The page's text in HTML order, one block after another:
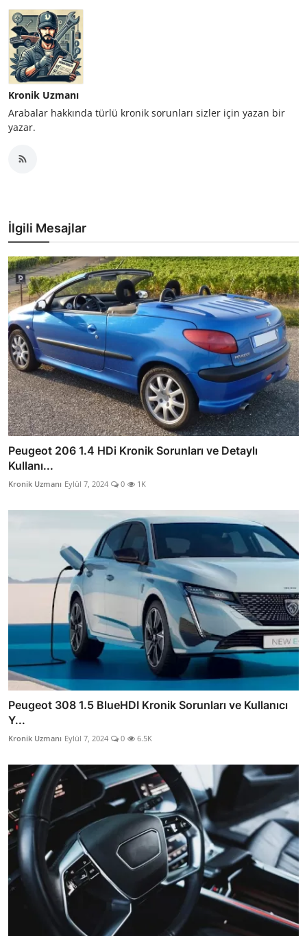
Kronik Uzmanı
Arabalar hakkında türlü kronik sorunları sizler için yazan bir
yazar.
İlgili Mesajlar
Peugeot 206 1.4 HDi Kronik Sorunları ve Detaylı
Kullanı...
Kronik Uzmanı Eylül 7, 2024 0 1K
Peugeot 308 1.5 BlueHDI Kronik Sorunları ve Kullanıcı
Y...
Kronik Uzmanı Eylül 7, 2024 0 6.5K